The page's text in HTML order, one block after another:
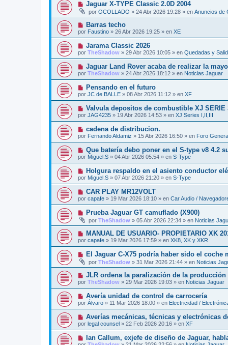
e
n
s
a
e
o
m
e
s
a
e
N
e
v
o
m
e
n
s
a
e
Jaguar X-TYPE Classic 2.0D 2004
por OCOLLADO » 24 Abr 2026 19:28 » en Anuncios de
N
u
e
o
m
e
n
s
a
e
Barras techo
por Faustino » 26 Abr 2026 19:25 » en XE
N
u
e
o
m
e
s
a
Jarama Classic 2026
por TheShadow » 29 Abr 2026 10:05 » en Quedadas y
N
u
e
v
o
m
e
n
s
a
e
Jaguar Land Rover acaba de realizar la
por TheShadow » 24 Abr 2026 18:12 » en Noticias Jaguar
N
u
e
v
m
e
n
s
a
e
Pensando en el futuro
por JC de BALLE » 08 Abr 2026 11:12 » en XF
N
u
e
o
m
e
n
s
a
e
Valvula depositos de combustible XJ SERIE
por JAG4235 » 19 Abr 2026 14:53 » en XJ Series I,II,III
N
u
e
o
m
e
s
a
e
cadena de distribucion.
por Fernando Aldamiz » 15 Abr 2026 16:50 » en Foro
N
u
e
v
o
m
e
n
s
a
e
Que batería debo poner en el S-type v8 4.2
por Miguel.S » 04 Abr 2026 05:54 » en S-Type
N
u
e
o
m
e
s
a
e
Holgura respaldo en el asiento conductor
por Miguel.S » 07 Abr 2026 21:20 » en S-Type
N
u
e
v
o
m
e
s
a
e
CAR PLAY MR12VOLT
por capafe » 19 Mar 2026 18:10 » en Car Audio /
N
e
v
o
m
e
s
a
e
Prueba Jaguar GT camuflado (X900)
por TheShadow » 05 Abr 2026 22:34 » en Noticias
N
u
e
v
o
m
e
n
s
a
e
MANUAL DE USUARIO- PROPIETARIO XK
por capafe » 19 Mar 2026 17:59 » en XK8, XK y XKR
N
e
o
m
e
n
s
a
e
El Jaguar C-X75 podría haber sido el coche
por TheShadow » 31 Mar 2026 21:44 » en Noticias
N
u
e
o
m
e
n
s
a
e
JLR ordena la paralización de la
por TheShadow » 29 Mar 2026 19:03 » en Noticias Jaguar
N
u
e
o
m
e
s
Avería unidad de control de carrocería
por Álvaro » 11 Mar 2026 18:00 » en Electricidad /
N
u
e
v
o
Averías mecánicas, técnicas y electrónicas
por legal counsel » 22 Feb 2026 20:16 » en XF
N
u
Ian Callum, exjefe de diseño de Jaguar,